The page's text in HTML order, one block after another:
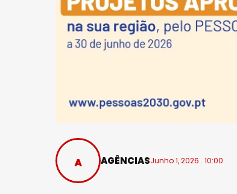
AGÊNCIASJunho 1, 2026 . 10:00